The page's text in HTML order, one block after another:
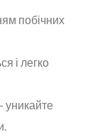
побічних
і легко
уникайте